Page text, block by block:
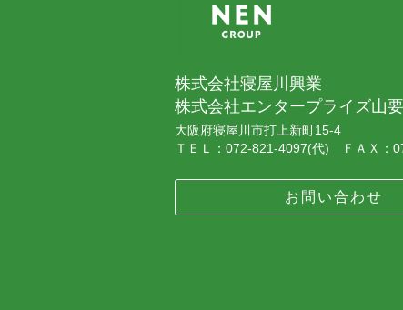
株式会社寝屋川興業
株式会社エンタープライズ山要
大阪府寝屋川市打上新町15-4
ＴＥＬ：072-821-4097(代) ＦＡＸ：
お問い合わせ